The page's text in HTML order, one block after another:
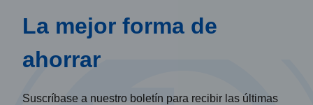
La mejor forma de
ahorrar
Suscríbase a nuestro boletín para recibir las últimas